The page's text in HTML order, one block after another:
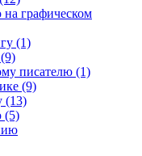
графическом
(1)
писателю (1)
(9)
(13)
(5)